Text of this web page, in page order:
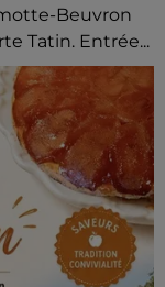
Beuvron
Tatin. Entrée...